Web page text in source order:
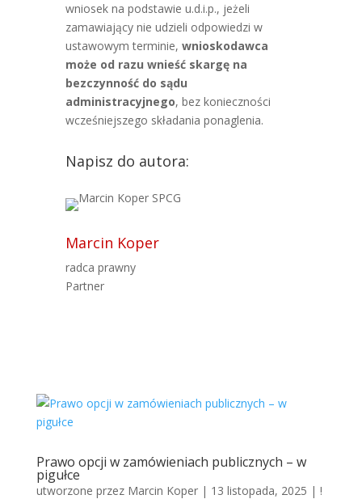
wniosek na podstawie u.d.i.p., jeżeli
zamawiający nie udzieli odpowiedzi w
ustawowym terminie, wnioskodawca
może od razu wnieść skargę na
bezczynność do sądu
administracyjnego, bez konieczności
wcześniejszego składania ponaglenia.
Napisz do autora:
Marcin Koper
radca prawny
Partner
Prawo opcji w zamówieniach publicznych – w
pigułce
utworzone przez Marcin Koper| 13 listopada, 2025 | !